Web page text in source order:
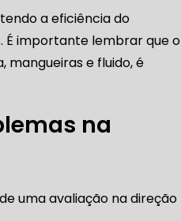
a eficiência do
É importante lembrar que o
e fluido, é
na
uma avaliação na direção